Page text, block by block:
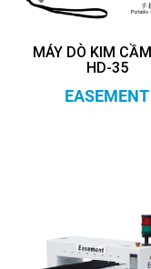
MÁY DÒ KIM
HD-35
EASEMENT